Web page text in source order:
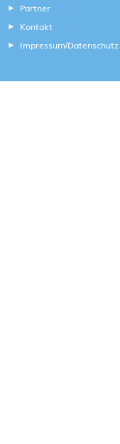
Partner
Kontakt
Impressum/Datenschutz